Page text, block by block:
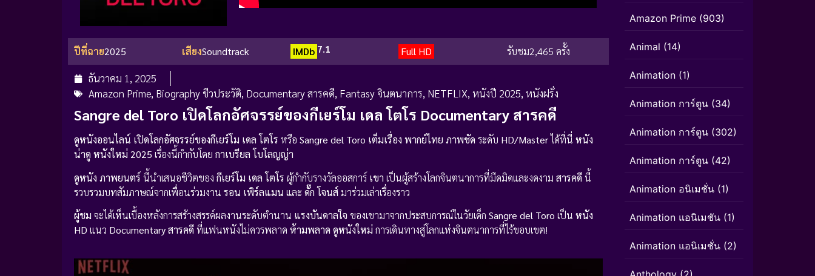
ปีที่ฉาย2025 เสียงSoundtrack IMDb 7.1 Full HD รับชม2,465 ครั้ง
ธันวาคม 1, 2025
Amazon Prime, Biography ชีวประวัติ, Documentary สารคดี, Fantasy จินตนาการ, NETFLIX, หนังปี 2025, หนังฝรั่ง
Sangre del Toro เปิดโลกอัศจรรย์ของกีเยร์โม เดล โตโร Documentary สารคดี
ดูหนังออนไลน์ เปิดโลกอัศจรรย์ของกีเยร์โม เดล โตโร หรือ Sangre del Toro เต็มเรื่อง พากย์ไทย ภาพชัด ระดับ HD/Masterได้ที่นี่ หนัง
น่าดู หนังใหม่ 2025 เรื่องนี้กำกับโดย กาเบรียล โบโลญญ่า
ดูหนัง ภาพยนตร์ นี้นำเสนอชีวิตของ กีเยร์โม เดล โตโร ผู้กำกับรางวัลออสการ์ เขา เป็นผู้สร้างโลกจินตนาการที่มืดมิดและงดงาม สารคดีนี้
รวบรวมบทสัมภาษณ์จากเพื่อนร่วมงาน รอน เพิร์ลแมน และ ดั๊ก โจนส์มาร่วมเล่าเรื่องราว
ผู้ชม จะได้เห็นเบื้องหลังการสร้างสรรค์ผลงานระดับตำนาน แรงบันดาลใจ ของเขามาจากประสบการณ์ในวัยเด็ก Sangre del Toro เป็น หนัง
HD แนว Documentary สารคดีที่แฟนหนังไม่ควรพลาด ห้ามพลาด ดูหนังใหม่ การเดินทางสู่โลกแห่งจินตนาการที่ไร้ขอบเขต!
Amazon Prime (903)
Animal (14)
Animation (1)
Animation การ์ตูน (34)
Animation การ์ตูน (302)
Animation การ์ตูน (42)
Animation อนิเมชั่น (1)
Animation แอนิเมชัน (1)
Animation แอนิเมชั่น (2)